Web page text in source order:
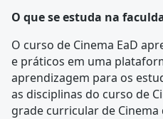
O que se estuda na
O curso de Cinema EaD
e práticos em uma
aprendizagem para os
as disciplinas do curso de
grade curricularde Cinema